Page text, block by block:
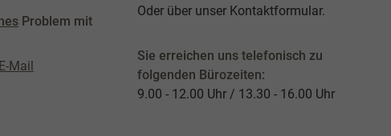
Problem mit
Mail
Oder über unser Kontaktformular.
Sie erreichen uns telefonisch zu
folgenden Bürozeiten:
9.00 - 12.00 Uhr / 13.30 - 16.00 Uhr